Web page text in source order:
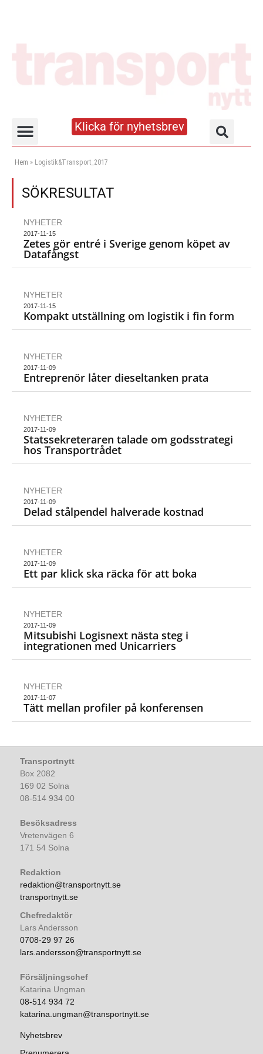
Klicka för nyhetsbrev
Hem » Logistik&Transport_2017
SÖKRESULTAT
NYHETER
2017-11-15
Zetes gör entré i Sverige genom köpet av
Datafångst
NYHETER
2017-11-15
Kompakt utställning om logistik i fin form
NYHETER
2017-11-09
Entreprenör låter dieseltanken prata
NYHETER
2017-11-09
Statssekreteraren talade om godsstrategi
hos Transportrådet
NYHETER
2017-11-09
Delad stålpendel halverade kostnad
NYHETER
2017-11-09
Ett par klick ska räcka för att boka
NYHETER
2017-11-09
Mitsubishi Logisnext nästa steg i
integrationen med Unicarriers
NYHETER
2017-11-07
Tätt mellan profiler på konferensen
Transportnytt
Box 2082
169 02 Solna
08-514 934 00
Besöksadress
Vretenvägen 6
171 54 Solna
Redaktion
redaktion@transportnytt.se
transportnytt.se
Chefredaktör
Lars Andersson
0708-29 97 26
lars.andersson@transportnytt.se
Försäljningschef
Katarina Ungman
08-514 934 72
katarina.ungman@transportnytt.se
Nyhetsbrev